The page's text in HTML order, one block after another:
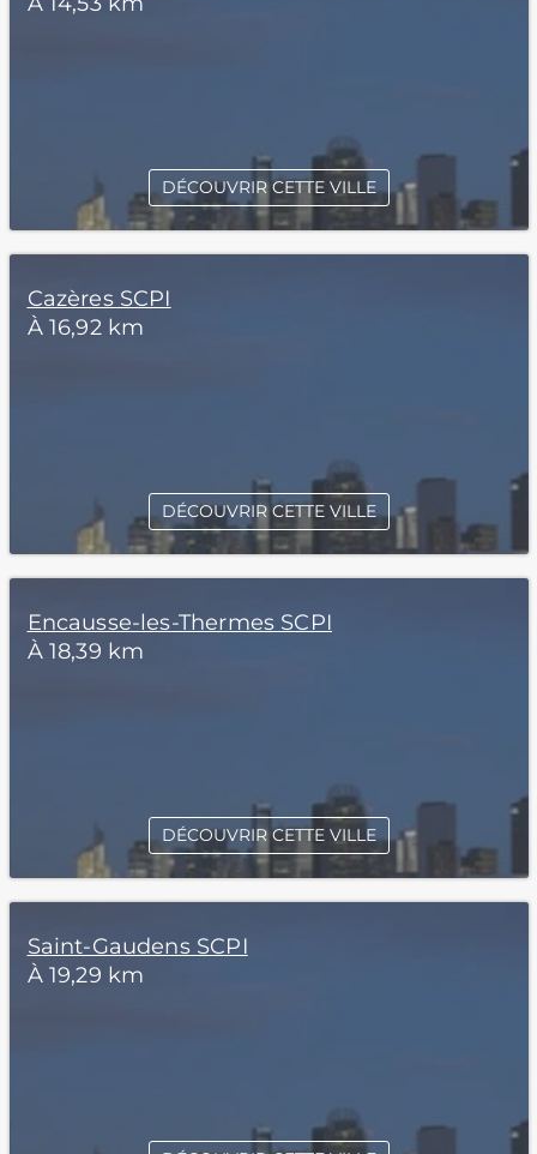
DÉCOUVRIR CETTE VILLE
Cazères SCPI
À 16,92 km
DÉCOUVRIR CETTE VILLE
Encausse-les-Thermes SCPI
À 18,39 km
DÉCOUVRIR CETTE VILLE
Saint-Gaudens SCPI
À 19,29 km